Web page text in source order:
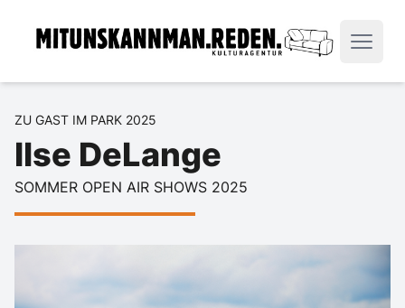
ZU GAST IM PARK 2025
Ilse DeLange
SOMMER OPEN AIR SHOWS 2025